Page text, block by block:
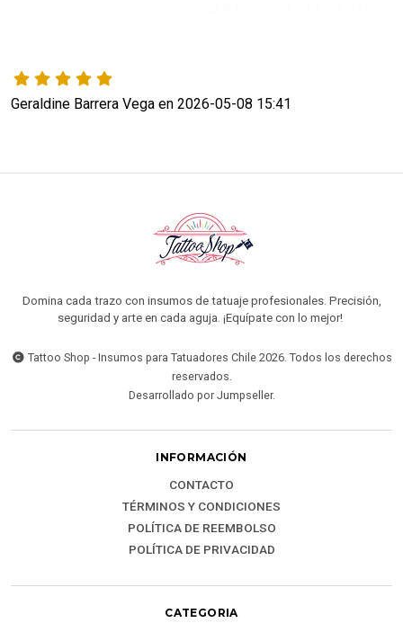
Geraldine Barrera Vega en 2026-05-08 15:41
Domina cada trazo con insumos de tatuaje profesionales. Precisión,
seguridad y arte en cada aguja. ¡Equípate con lo mejor!
Tattoo Shop - Insumos para Tatuadores Chile 2026. Todos los derechos
reservados.
Desarrollado por Jumpseller.
INFORMACIÓN
CONTACTO
TÉRMINOS Y CONDICIONES
POLÍTICA DE REEMBOLSO
POLÍTICA DE PRIVACIDAD
CATEGORIA